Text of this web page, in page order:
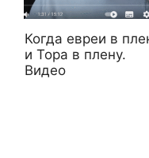
Когда евреи в
и Тора в плену.
Видео